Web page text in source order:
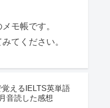
モ帳です。
てください。
覚えるIELTS英単語
音読した感想